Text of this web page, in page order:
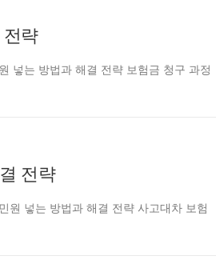
략
넣는 방법과 해결 전략 보험금 청구 과정
전략
원 넣는 방법과 해결 전략 사고대차 보험